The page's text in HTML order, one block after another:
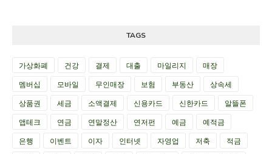
TAGS
가상화폐 건강 결제 대출 마일리지
매장
멤버십
모바일 무인매장 보험 부동산
상속세
상품권
세금 소액결제 신용카드 신한카드
알뜰폰
앱테크
연금 연말정산 연저펀 예금
예적금
은행
이벤트 이자 인터넷 자영업 저축
적금